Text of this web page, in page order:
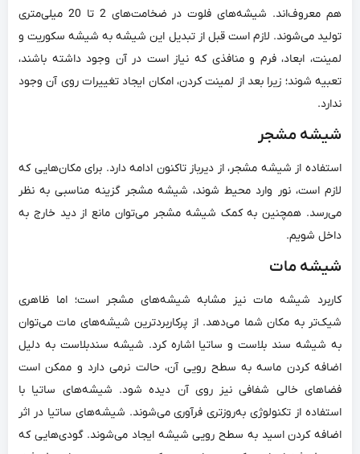
هم معروف‌اند. شیشه‌های فلوت در ضخامت‌های 2 تا 20 میلی‌متری
تولید می‌شوند. لازم است قبل از تبدیل این شیشه‌ به شیشه سکوریت و
لمینت، ابعاد، فرم و منافذی که نیاز است در آن وجود داشته باشند،
تعبیه شوند؛ زیرا بعد از لمینت کردن، امکان ایجاد تغییرات روی آن وجود
ندارد.
شیشه مشجر
استفاده از شیشه‌ مشجر، از دیرباز تاکنون ادامه دارد. برای مکان‌هایی که
لازم است، نور وارد محیط شوند، شیشه مشجر گزینه مناسبی به نظر
می‌رسد. همچنین به کمک شیشه مشجر می‌توان مانع از دید خارج به
داخل شویم.
شیشه مات
کاربرد شیشه‌ مات نیز مشابه شیشه‌های مشجر است؛ اما ظاهری
شیک‌تر به مکان شما می‌دهد. از پرکاربردترین شیشه‌های مات می‌توان
به شیشه‌ سند بلاست و ساتیا اشاره کرد. شیشه‌ سندبلاست به دلیل
اضافه کردن ماسه به سطح رویی آن، حالت نرمی دارد و ممکن است
فضاهای خالی شفافی نیز روی آن دیده شود. شیشه‌های ساتیا با
استفاده از تکنولوژی به‌روزتری فرآوری می‌شوند. شیشه‌‌های ساتیا در اثر
اضافه کردن اسید به سطح رویی شیشه ایجاد می‌شوند. گودی‌هایی که